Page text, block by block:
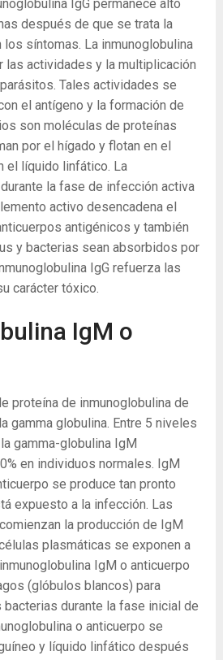
IgG permanece alto
después de que se trata la
síntomas. La inmunoglobulina
las actividades y la multiplicación
Tales actividades se
el antígeno y la formación de
son moléculas de proteínas
por el hígado y flotan en el
el líquido linfático. La
la fase de infección activa
activo desencadena el
antigénicos y también
y bacterias sean absorbidos por
IgG refuerza las
carácter tóxico.
IgM o
proteína de inmunoglobulina de
gamma globulina. Entre 5 niveles
gamma-globulina IgM
en individuos normales. IgM
se produce tan pronto
expuesto a la infección. Las
la producción de IgM
plasmáticas se exponen a
IgM o anticuerpo
(glóbulos blancos) para
durante la fase inicial de
o anticuerpo se
y líquido linfático después